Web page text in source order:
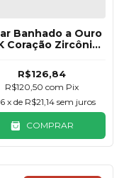
Banhado a Ouro
Coração Zircônia
R$126,84
R$120,50com Pix
6 x de R$21,14 sem juros
COMPRAR